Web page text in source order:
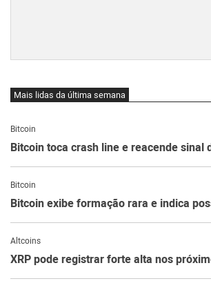
Mais lidas da última semana
Bitcoin
Bitcoin toca crash line e reacende sinal
Bitcoin
Bitcoin exibe formação rara e indica
Altcoins
XRP pode registrar forte alta nos